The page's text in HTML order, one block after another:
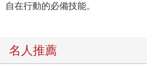
自在行動的必備技能。
名人推薦